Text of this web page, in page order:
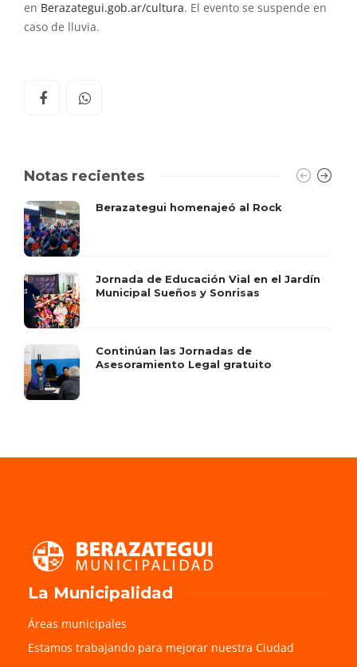
en Berazategui.gob.ar/cultura. El evento se suspende en
caso de lluvia.
Notas recientes
Berazategui homenajeó al Rock
Jornada de Educación Vial en el Jardín
Municipal Sueños y Sonrisas
Continúan las Jornadas de
Asesoramiento Legal gratuito
La Municipalidad
Áreas municipales
Estamos trabajando para mejorar nuestra Ciudad